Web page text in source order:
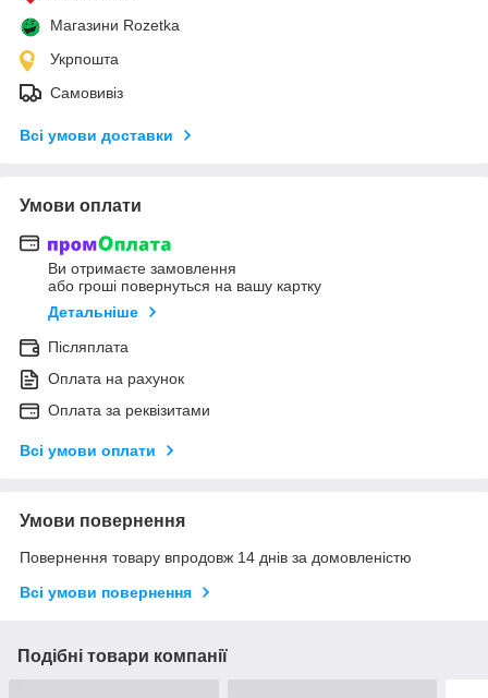
Магазини Rozetka
Укрпошта
Самовивіз
Всі умови доставки
Умови оплати
Ви отримаєте замовлення
або гроші повернуться на вашу картку
Детальніше
Післяплата
Оплата на рахунок
Оплата за реквізитами
Всі умови оплати
Умови повернення
Повернення товару впродовж 14 днів за домовленістю
Всі умови повернення
Подібні товари компанії